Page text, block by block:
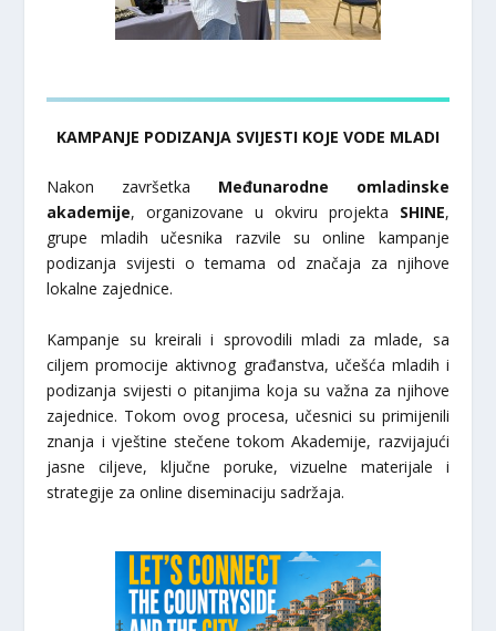
KAMPANJE PODIZANJA SVIJESTI KOJE VODE MLADI
Nakon završetka Međunarodne omladinske
akademije, organizovane u okviru projekta SHINE,
grupe mladih učesnika razvile su online kampanje
podizanja svijesti o temama od značaja za njihove
lokalne zajednice.
Kampanje su kreirali i sprovodili mladi za mlade, sa
ciljem promocije aktivnog građanstva, učešća mladih i
podizanja svijesti o pitanjima koja su važna za njihove
zajednice. Tokom ovog procesa, učesnici su primijenili
znanja i vještine stečene tokom Akademije, razvijajući
jasne ciljeve, ključne poruke, vizuelne materijale i
strategije za online diseminaciju sadržaja.